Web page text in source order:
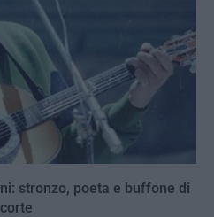
stronzo, poeta e buffone di
corte